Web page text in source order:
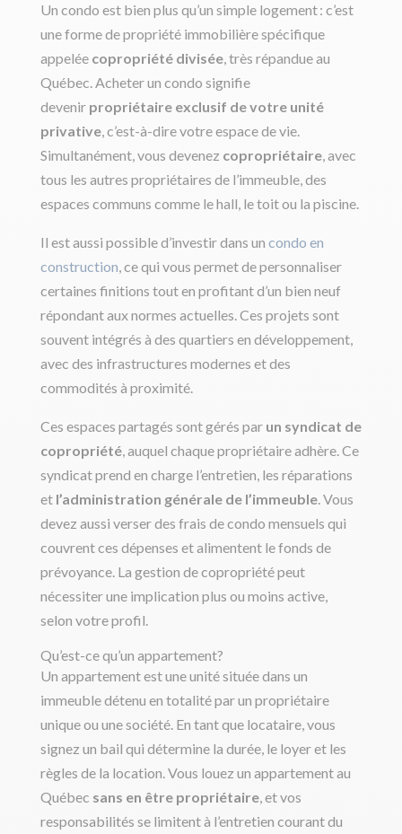
Un condo est bien plus qu’un simple logement : c’est
une forme de propriété immobilière spécifique
appeléecopropriété divisée, très répandue au
Québec. Acheter un condo signifie
devenirpropriétaire exclusif de votre unité
privative, c’est-à-dire votre espace de vie.
Simultanément, vous devenez copropriétaire, avec
tous les autres propriétaires de l’immeuble, des
espaces communs comme le hall, le toit ou la piscine.
Il est aussi possible d’investir dans un condo en
construction, ce qui vous permet de personnaliser
certaines finitions tout en profitant d’un bien neuf
répondant aux normes actuelles. Ces projets sont
souvent intégrés à des quartiers en développement,
avec des infrastructures modernes et des
commodités à proximité.
Ces espaces partagés sont gérés par un syndicat de
copropriété, auquel chaque propriétaire adhère. Ce
syndicat prend en charge l’entretien, les réparations
etl’administration générale de l’immeuble. Vous
devez aussi verser des frais de condo mensuels qui
couvrent ces dépenses et alimentent le fonds de
prévoyance. La gestion de copropriété peut
nécessiter une implication plus ou moins active,
selon votre profil.
Qu’est-ce qu’un appartement?
Un appartement est une unité située dans un
immeuble détenu en totalité par un propriétaire
unique ou une société. En tant que locataire, vous
signez un bail qui détermine la durée, le loyer et les
règles de la location. Vous louez un appartement au
Québec sans en être propriétaire, et vos
responsabilités se limitent à l’entretien courant du